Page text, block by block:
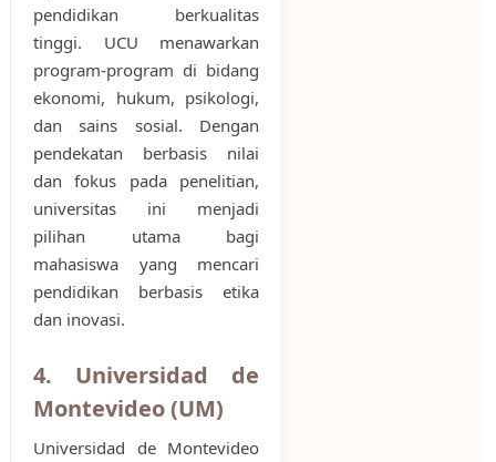
pendidikan berkualitas
tinggi. UCU menawarkan
program-program di bidang
ekonomi, hukum, psikologi,
dan sains sosial. Dengan
pendekatan berbasis nilai
dan fokus pada penelitian,
universitas ini menjadi
pilihan utama bagi
mahasiswa yang mencari
pendidikan berbasis etika
dan inovasi.
4. Universidad de
Montevideo (UM)
Universidad de Montevideo